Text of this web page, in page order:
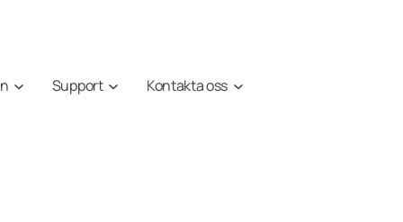
Support Kontakta oss